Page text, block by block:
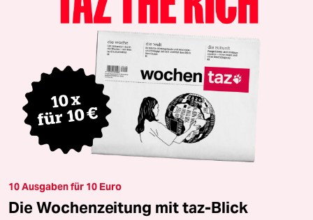
10 Ausgaben für 10 Euro
Die Wochenzeitung mit taz-Blick